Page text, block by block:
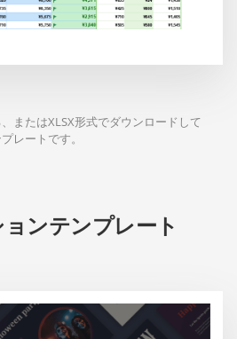
またはXLSX形式でダウンロードして
レートです。
ンテンプレート